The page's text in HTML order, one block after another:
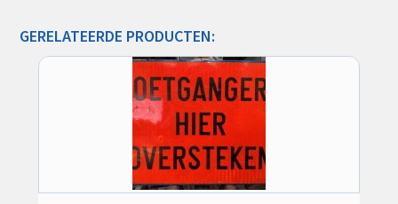
GERELATEERDE PRODUCTEN: